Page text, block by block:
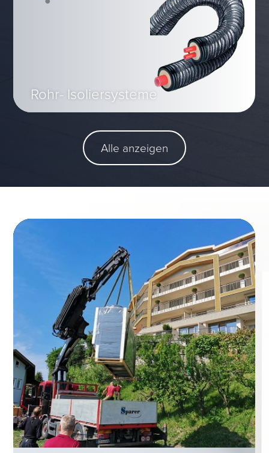
Rohr- Isoliersysteme
Alle anzeigen